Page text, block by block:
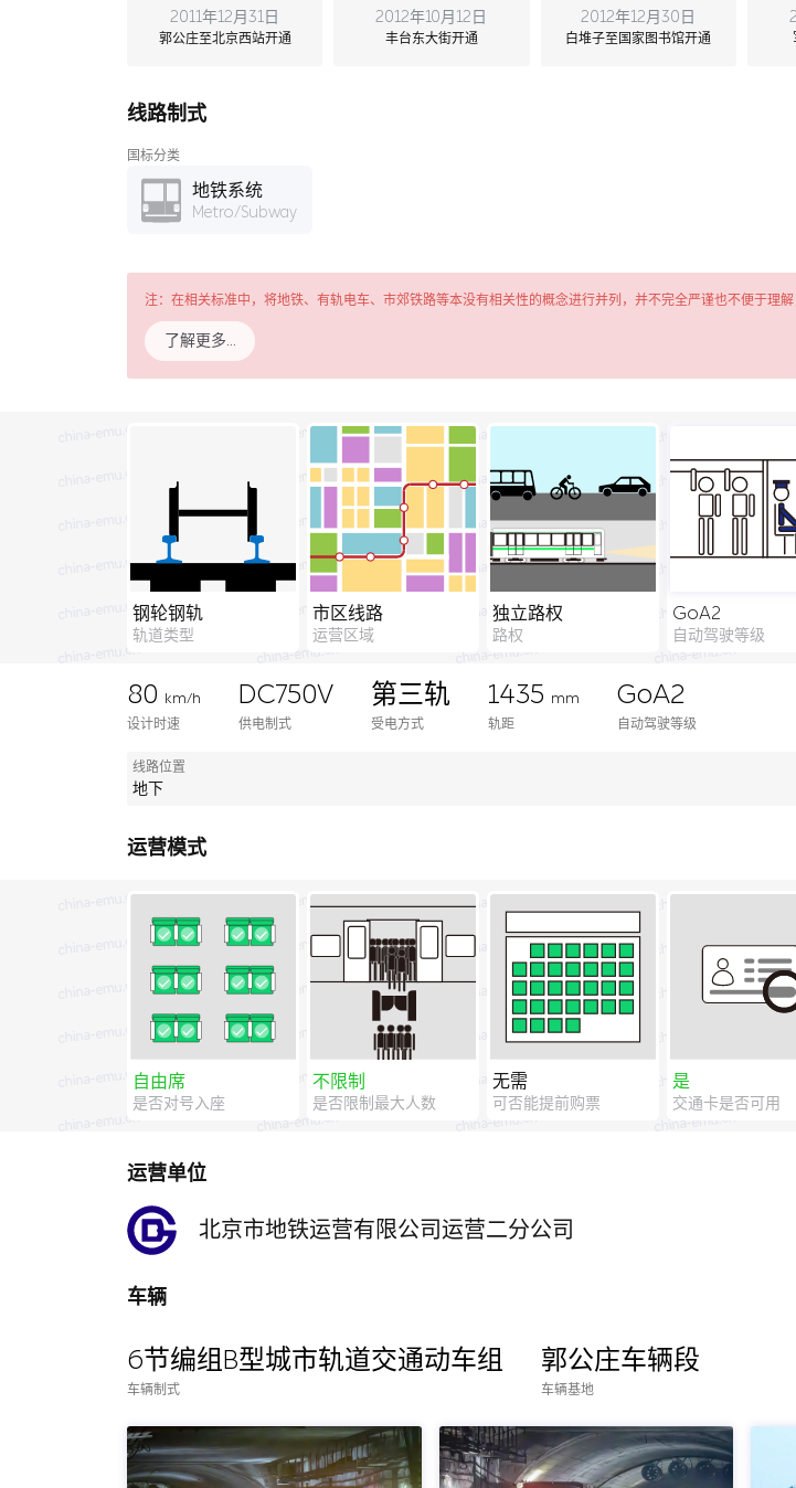
2011年12月31日
郭公庄至北京西站开通
2012年10月12日
丰台东大街开通
2012年12月30日
白堆子至国家图书馆开通
线路制式
国标分类
地铁系统
Metro/Subway
注：在相关标准中，将地铁、有轨电车、市郊铁路等本没有相关性的概念进行并列，并不完全严谨也不便于理
了解更多…
钢轮钢轨
轨道类型
市区线路
运营区域
独立路权
路权
GoA2
自动驾驶等级
80 km/h
设计时速
DC750V
供电制式
第三轨
受电方式
1435 mm
轨距
GoA2
自动驾驶等级
线路位置
地下
运营模式
自由席
是否对号入座
不限制
是否限制最大人数
无需
可否能提前购票
是
交通卡是否可用
运营单位
北京市地铁运营有限公司运营二分公司
车辆
6节编组B型城市轨道交通动车组
车辆制式
郭公庄车辆段
车辆基地